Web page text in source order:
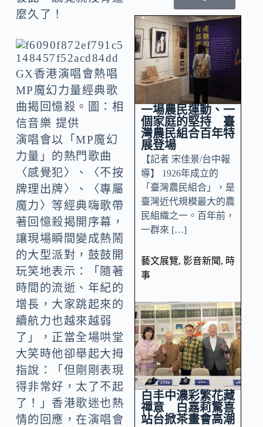
麼久了！
GX香港演唱會熱唱
MP魔幻力量經典歌
曲揭回憶殺。圖：相
信音樂 提供
演唱會以「MP魔幻
力量」的熱門歌曲
〈感覺犯〉、〈不按
牌理出牌〉、〈專屬
魔力〉等經典嗨歌帶
著回憶殺揭開序幕，
讓現場瞬間變成熱鬧
的大型派對，鼓鼓開
玩笑地表示：「隨著
時間的流逝、年紀的
增長，大家跳起來的
續航力也越來越弱
了」，正當全場哄堂
大笑時他卻舉起大拇
指說：「但剛剛表現
得非常好，太了不起
了！」香港歌迷也熱
情的回應，在演唱會
一場農民運動、一
個家庭的堅持 臺
灣農民組合百年特
展登場
【記者 宋佳景/台中報
導】 1926年成立的
「臺灣農民組合」，是
臺灣近代規模最大的農
民組織之一。百年前，
一群來 […]
藝文展覽, 影音新聞, 時
事
白丰中濃彩繁花藏
禪意 白嘉莉驚喜
站台掀茶畫會高潮